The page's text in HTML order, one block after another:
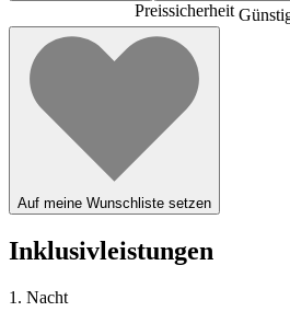
Preissicherheit
Auf meine Wunschliste setzen
Inklusivleistungen
1. Nacht